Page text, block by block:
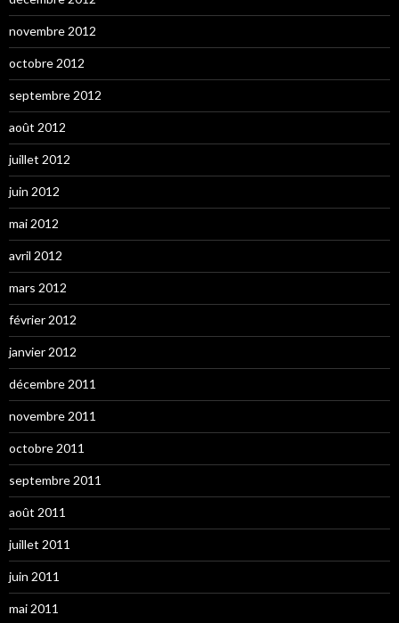
novembre 2012
octobre 2012
septembre 2012
août 2012
juillet 2012
juin 2012
mai 2012
avril 2012
mars 2012
février 2012
janvier 2012
décembre 2011
novembre 2011
octobre 2011
septembre 2011
août 2011
juillet 2011
juin 2011
mai 2011